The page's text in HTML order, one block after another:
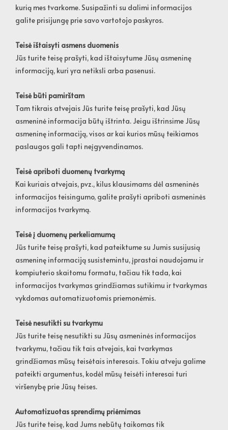
kurią mes tvarkome. Susipažinti su dalimi informacijos
galite prisijungę prie savo vartotojo paskyros.
Teisė ištaisyti asmens duomenis
Jūs turite teisę prašyti, kad ištaisytume Jūsų asmeninę
informaciją, kuri yra netiksli arba pasenusi.
Teisė būti pamirštam
Tam tikrais atvejais Jūs turite teisę prašyti, kad Jūsų
asmeninė informacija būtų ištrinta. Jeigu ištrinsime Jūsų
asmeninę informaciją, visos ar kai kurios mūsų teikiamos
paslaugos gali tapti neįgyvendinamos.
Teisė apriboti duomenų tvarkymą
Kai kuriais atvejais, pvz., kilus klausimams dėl asmeninės
informacijos teisingumo, galite prašyti apriboti asmeninės
informacijos tvarkymą.
Teisė į duomenų perkeliamumą
Jūs turite teisę prašyti, kad pateiktume su Jumis susijusią
asmeninę informaciją susistemintu, įprastai naudojamu ir
kompiuterio skaitomu formatu, tačiau tik tada, kai
informacijos tvarkymas grindžiamas sutikimu ir tvarkymas
vykdomas automatizuotomis priemonėmis.
Teisė nesutikti su tvarkymu
Jūs turite teisę nesutikti su Jūsų asmeninės informacijos
tvarkymu, tačiau tik tais atvejais, kai tvarkymas
grindžiamas mūsų teisėtais interesais. Tokiu atveju galime
pateikti argumentus, kodėl mūsų teisėti interesai turi
viršenybę prie Jūsų teises.
Automatizuotas sprendimų priėmimas
Jūs turite teisę, kad Jums nebūtų taikomas tik